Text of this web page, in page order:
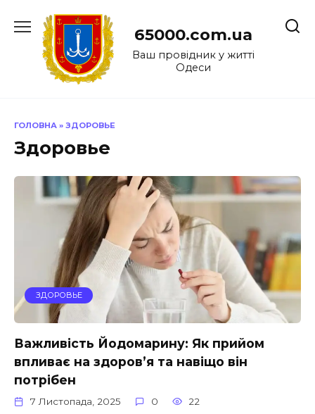
до
65000.com.ua
Ваш провідник у житті
Одеси
ГОЛОВНА » ЗДОРОВЬЕ
Здоровье
ЗДОРОВЬЕ
Важливість Йодомарину: Як прийом
впливає на здоров’я та навіщо він
потрібен
7 Листопада, 2025 0 22